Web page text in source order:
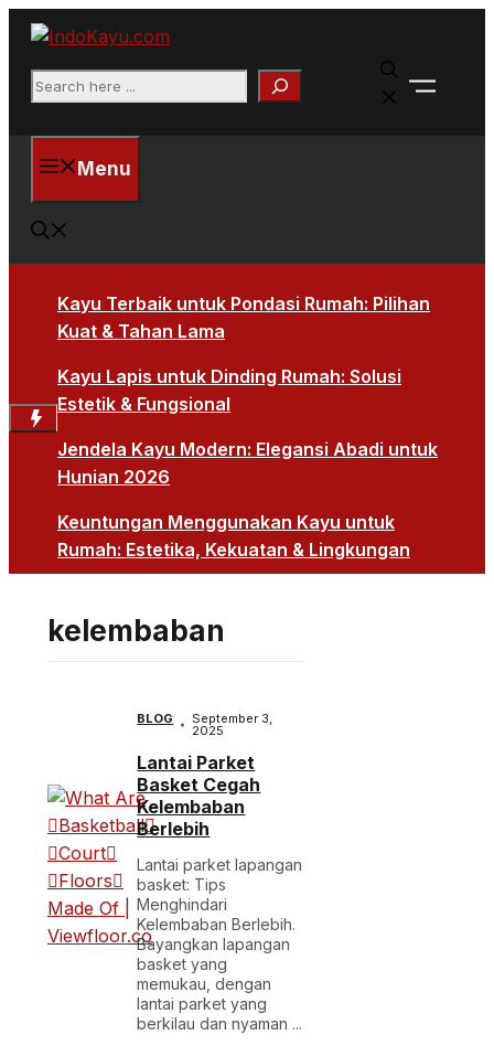
Skip
content
Search
X
Menu
Kayu Terbaik untuk Pondasi Rumah: Pilihan
Kuat & Tahan Lama
Kayu Lapis untuk Dinding Rumah: Solusi
Estetik & Fungsional
Jendela Kayu Modern: Elegansi Abadi untuk
Hunian 2026
Keuntungan Menggunakan Kayu untuk
Rumah: Estetika, Kekuatan & Lingkungan
kelembaban
BLOG September 3,
2025
Lantai Parket
Basket Cegah
Kelembaban
Berlebih
Lantai parket lapangan
basket: Tips
Menghindari
Kelembaban Berlebih.
Bayangkan lapangan
basket yang
memukau, dengan
lantai parket yang
berkilau dan nyaman ...